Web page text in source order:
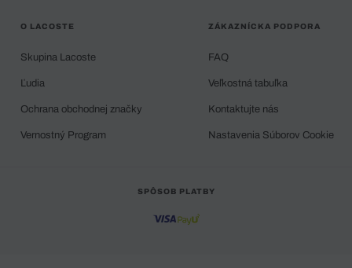
O LACOSTE
Skupina Lacoste
Ľudia
Ochrana obchodnej značky
Vernostný Program
ZÁKAZNÍCKA PODPORA
FAQ
Veľkostná tabuľka
Kontaktujte nás
Nastavenia Súborov Cookie
SPÔSOB PLATBY